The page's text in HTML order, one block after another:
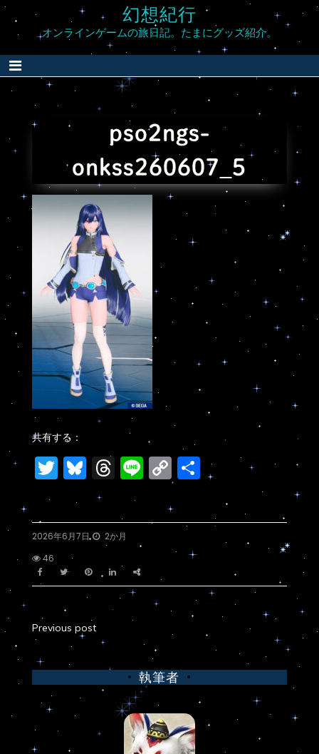
Skip
content
幻想紀行
オンラインゲームの旅日記。たまにグッズ紹介。
pso2ngs-
onkss260607_5
共有する：
Twitter
Bluesky
Threads
LineCopy
Link
共
2026年6月7日
2か月
46
投
稿
ナ
ビ
ゲ
Previous post
執筆者